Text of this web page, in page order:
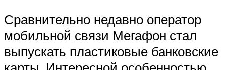
Сравнительно недавно оператор
мобильной связи Мегафон стал
выпускать пластиковые банковские